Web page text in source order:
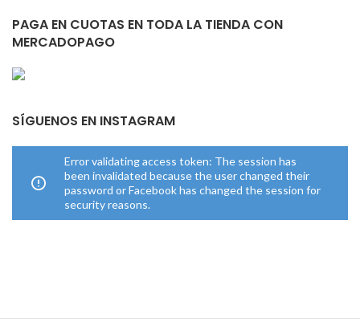
PAGA EN CUOTAS EN TODA LA TIENDA CON
MERCADOPAGO
SÍGUENOS EN INSTAGRAM
Error validating access token: The session has
been invalidated because the user changed their
password or Facebook has changed the session for
security reasons.